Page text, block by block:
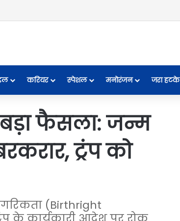
करियर स्पेशल मनोरंजन जरा हटके
फैसला: जन्म
ट्रंप को
(Birthright